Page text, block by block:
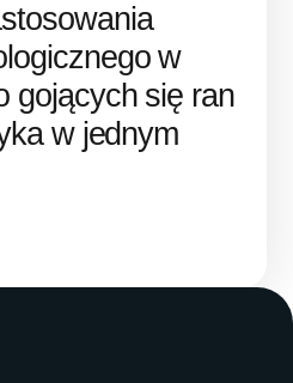
w
gojących się ran
w jednym